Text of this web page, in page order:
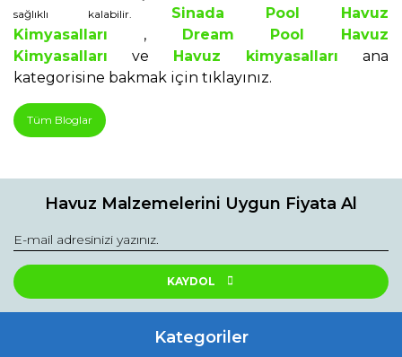
sağlıklı kalabilir. Sinada Pool Havuz
Kimyasalları , Dream Pool Havuz
Kimyasalları ve Havuz kimyasalları ana
kategorisine bakmak için tıklayınız.
Tüm Bloglar
Havuz Malzemelerini Uygun Fiyata Al
KAYDOL
Kategoriler